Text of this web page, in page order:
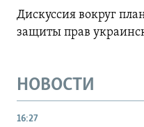
Дискуссия вокруг
защиты прав
НОВОСТИ
16:27